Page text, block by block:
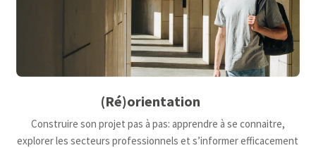
(Ré)orientation
Construire son projet pas à pas: apprendre à se connaitre,
explorer les secteurs professionnels et s’informer efficacement